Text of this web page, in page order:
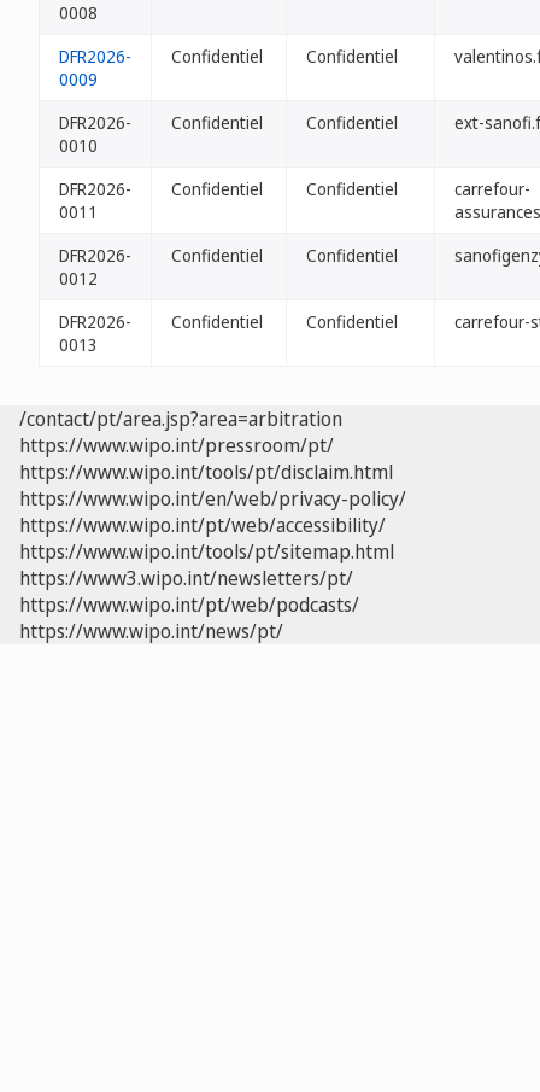
0008
DFR2026-
0009
Confidentiel Confidentiel
DFR2026-
0010
Confidentiel Confidentiel ext-
DFR2026-
0011
Confidentiel Confidentiel
carrefour-
DFR2026-
0012
Confidentiel Confidentiel
DFR2026-
0013
Confidentiel Confidentiel carrefour-
/contact/pt/area.jsp?area=arbitration
https://www.wipo.int/pressroom/pt/
https://www.wipo.int/tools/pt/disclaim.html
https://www.wipo.int/en/web/privacy-policy/
https://www.wipo.int/pt/web/accessibility/
https://www.wipo.int/tools/pt/sitemap.html
https://www3.wipo.int/newsletters/pt/
https://www.wipo.int/pt/web/podcasts/
https://www.wipo.int/news/pt/